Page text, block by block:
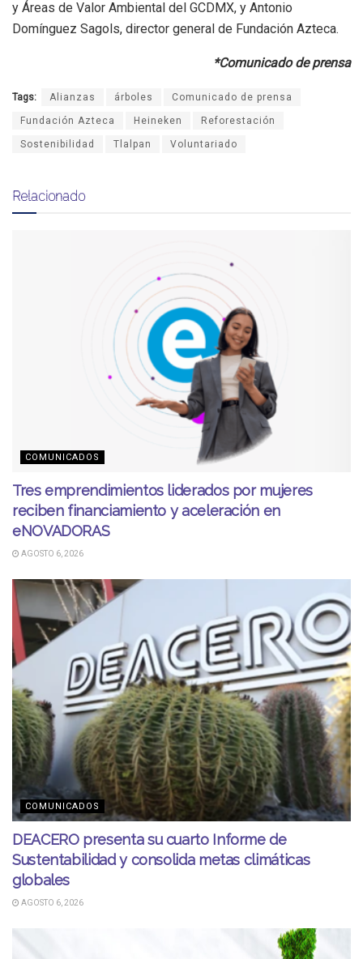
y Áreas de Valor Ambiental del GCDMX, y Antonio
Domínguez Sagols, director general de Fundación Azteca.
*Comunicado de prensa
Tags: Alianzas árboles Comunicado de prensa
Fundación Azteca Heineken Reforestación
Sostenibilidad Tlalpan Voluntariado
Relacionado
COMUNICADOS
Tres emprendimientos liderados por mujeres
reciben financiamiento y aceleración en
eNOVADORAS
AGOSTO 6, 2026
COMUNICADOS
DEACERO presenta su cuarto Informe de
Sustentabilidad y consolida metas climáticas
globales
AGOSTO 6, 2026